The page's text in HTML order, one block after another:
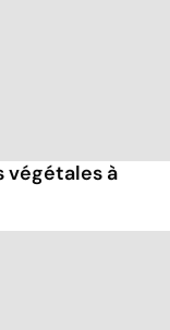
végétales à